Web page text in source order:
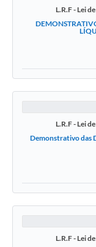
L.R.F - Lei
L.R.F - Lei
Demonstrativo das
L.R.F - Lei